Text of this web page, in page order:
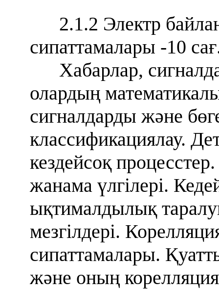
2.1.2 Электр
сипаттамалары -10
Хабарлар,
олардың
сигналдарды және
классификациялау.
кездейсоқ
жанама үлгілері.
ықтималдылық
мезгілдері.
сипаттамалары.
және оның